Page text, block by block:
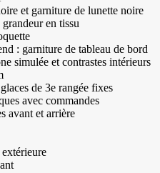
et garniture de lunette noire
en tissu
: garniture de tableau de bord
simulée et contrastes intérieurs
de 3e rangée fixes
avec commandes
avant et arrière